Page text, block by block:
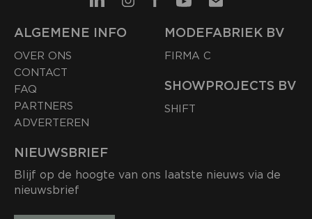
ALGEMENE INFO
OVER ONS
CONTACT
FAQ
PARTNERS
ADVERTEREN
MODEFABRIEK BV
FIRMA C
SHOWPROJECTS BV
SHIFT
NIEUWSBRIEF
Blijf op de hoogte van ons laatste nieuws via de
nieuwsbrief